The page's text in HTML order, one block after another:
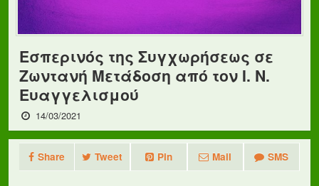
Εσπερινός της Συγχωρήσεως σε
Ζωντανή Μετάδοση από τον Ι. Ν.
Ευαγγελισμού
14/03/2021
Share Tweet Pin Mail SMS